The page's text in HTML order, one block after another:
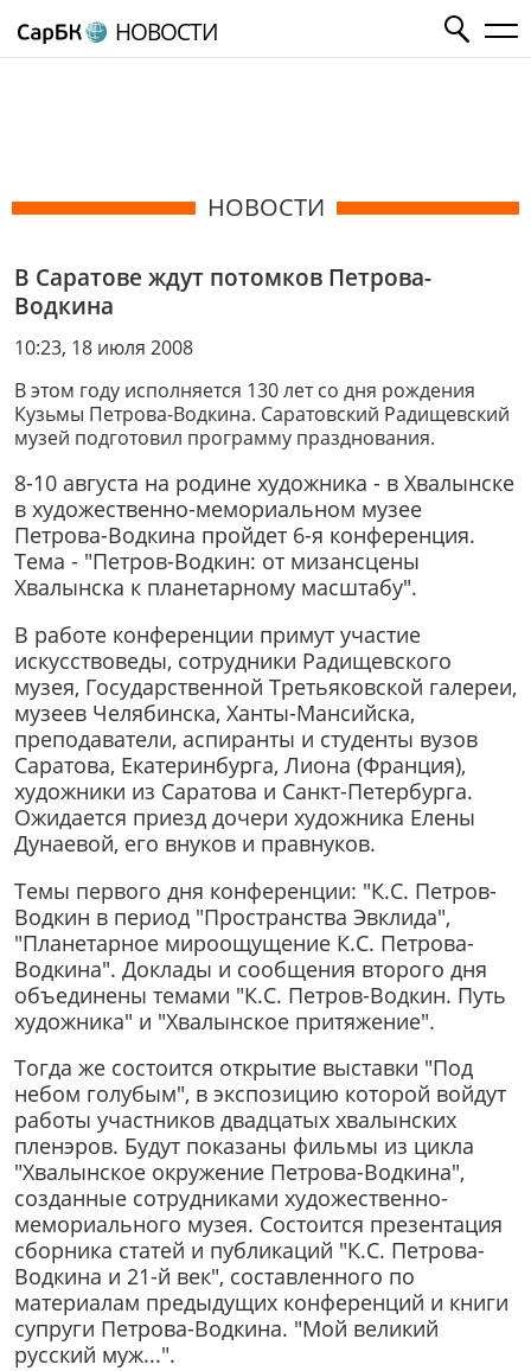
НОВОСТИ
НОВОСТИ
В Саратове ждут потомков Петрова-
Водкина
10:23, 18 июля 2008
В этом году исполняется 130 лет со дня рождения
Кузьмы Петрова-Водкина. Саратовский Радищевский
музей подготовил программу празднования.
8-10 августа на родине художника - в Хвалынске
в художественно-мемориальном музее
Петрова-Водкина пройдет 6-я конференция.
Тема - "Петров-Водкин: от мизансцены
Хвалынска к планетарному масштабу".
В работе конференции примут участие
искусствоведы, сотрудники Радищевского
музея, Государственной Третьяковской галереи,
музеев Челябинска, Ханты-Мансийска,
преподаватели, аспиранты и студенты вузов
Саратова, Екатеринбурга, Лиона (Франция),
художники из Саратова и Санкт-Петербурга.
Ожидается приезд дочери художника Елены
Дунаевой, его внуков и правнуков.
Темы первого дня конференции: "К.С. Петров-
Водкин в период "Пространства Эвклида",
"Планетарное мироощущение К.С. Петрова-
Водкина". Доклады и сообщения второго дня
объединены темами "К.С. Петров-Водкин. Путь
художника" и "Хвалынское притяжение".
Тогда же состоится открытие выставки "Под
небом голубым", в экспозицию которой войдут
работы участников двадцатых хвалынских
пленэров. Будут показаны фильмы из цикла
"Хвалынское окружение Петрова-Водкина",
созданные сотрудниками художественно-
мемориального музея. Состоится презентация
сборника статей и публикаций "К.С. Петрова-
Водкина и 21-й век", составленного по
материалам предыдущих конференций и книги
супруги Петрова-Водкина. "Мой великий
русский муж...".